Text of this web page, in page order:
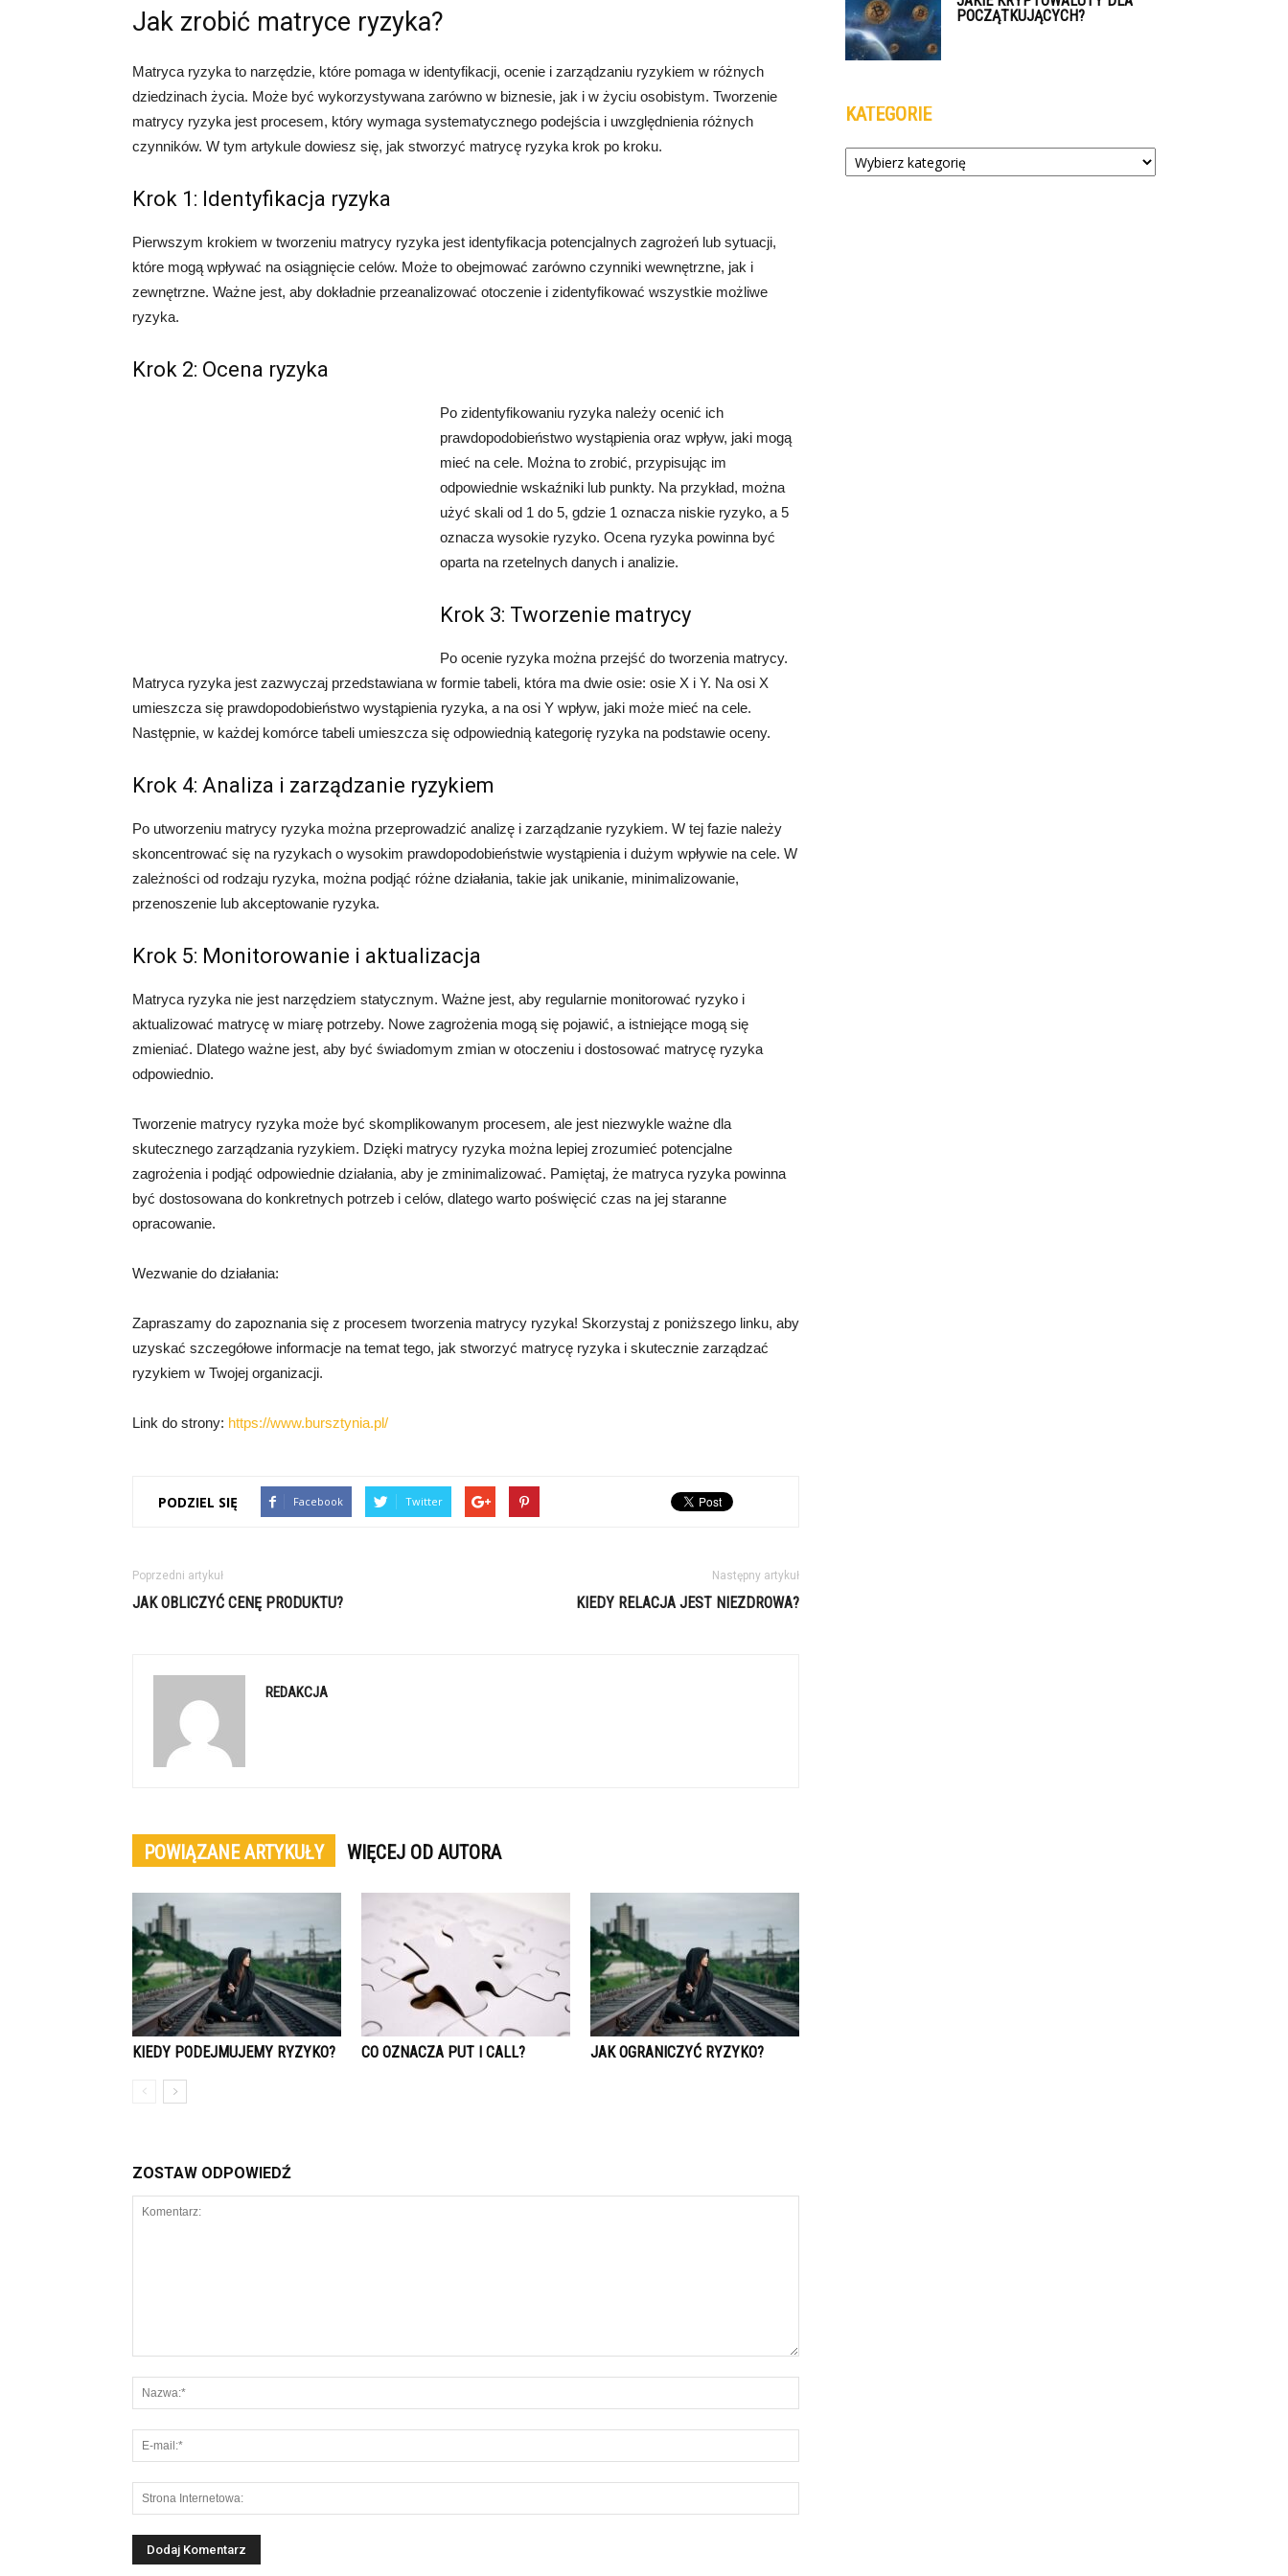
Jak zrobić matryce ryzyka?
Matryca ryzyka to narzędzie, które pomaga w identyfikacji, ocenie i zarządzaniu ryzykiem w różnych
dziedzinach życia. Może być wykorzystywana zarówno w biznesie, jak i w życiu osobistym. Tworzenie
matrycy ryzyka jest procesem, który wymaga systematycznego podejścia i uwzględnienia różnych
czynników. W tym artykule dowiesz się, jak stworzyć matrycę ryzyka krok po kroku.
Krok 1: Identyfikacja ryzyka
Pierwszym krokiem w tworzeniu matrycy ryzyka jest identyfikacja potencjalnych zagrożeń lub sytuacji,
które mogą wpływać na osiągnięcie celów. Może to obejmować zarówno czynniki wewnętrzne, jak i
zewnętrzne. Ważne jest, aby dokładnie przeanalizować otoczenie i zidentyfikować wszystkie możliwe
ryzyka.
Krok 2: Ocena ryzyka
Po zidentyfikowaniu ryzyka należy ocenić ich
prawdopodobieństwo wystąpienia oraz wpływ, jaki mogą
mieć na cele. Można to zrobić, przypisując im
odpowiednie wskaźniki lub punkty. Na przykład, można
użyć skali od 1 do 5, gdzie 1 oznacza niskie ryzyko, a 5
oznacza wysokie ryzyko. Ocena ryzyka powinna być
oparta na rzetelnych danych i analizie.
Krok 3: Tworzenie matrycy
Po ocenie ryzyka można przejść do tworzenia matrycy.
Matryca ryzyka jest zazwyczaj przedstawiana w formie tabeli, która ma dwie osie: osie X i Y. Na osi X
umieszcza się prawdopodobieństwo wystąpienia ryzyka, a na osi Y wpływ, jaki może mieć na cele.
Następnie, w każdej komórce tabeli umieszcza się odpowiednią kategorię ryzyka na podstawie oceny.
Krok 4: Analiza i zarządzanie ryzykiem
Po utworzeniu matrycy ryzyka można przeprowadzić analizę i zarządzanie ryzykiem. W tej fazie należy
skoncentrować się na ryzykach o wysokim prawdopodobieństwie wystąpienia i dużym wpływie na cele. W
zależności od rodzaju ryzyka, można podjąć różne działania, takie jak unikanie, minimalizowanie,
przenoszenie lub akceptowanie ryzyka.
Krok 5: Monitorowanie i aktualizacja
Matryca ryzyka nie jest narzędziem statycznym. Ważne jest, aby regularnie monitorować ryzyko i
aktualizować matrycę w miarę potrzeby. Nowe zagrożenia mogą się pojawić, a istniejące mogą się
zmieniać. Dlatego ważne jest, aby być świadomym zmian w otoczeniu i dostosować matrycę ryzyka
odpowiednio.
Tworzenie matrycy ryzyka może być skomplikowanym procesem, ale jest niezwykle ważne dla
skutecznego zarządzania ryzykiem. Dzięki matrycy ryzyka można lepiej zrozumieć potencjalne
zagrożenia i podjąć odpowiednie działania, aby je zminimalizować. Pamiętaj, że matryca ryzyka powinna
być dostosowana do konkretnych potrzeb i celów, dlatego warto poświęcić czas na jej staranne
opracowanie.
Wezwanie do działania:
Zapraszamy do zapoznania się z procesem tworzenia matrycy ryzyka! Skorzystaj z poniższego linku, aby
uzyskać szczegółowe informacje na temat tego, jak stworzyć matrycę ryzyka i skutecznie zarządzać
ryzykiem w Twojej organizacji.
Link do strony: https://www.bursztynia.pl/
PODZIEL SIĘ Facebook Twitter
Poprzedni artykuł
JAK OBLICZYĆ CENĘ PRODUKTU?
Następny artykuł
KIEDY RELACJA JEST NIEZDROWA?
REDAKCJA
POWIĄZANE ARTYKUŁY WIĘCEJ OD AUTORA
KIEDY PODEJMUJEMY RYZYKO? CO OZNACZA PUT I CALL? JAK OGRANICZYĆ RYZYKO?
ZOSTAW ODPOWIEDŹ
POCZĄTKUJĄCYCH?
KATEGORIE
Kategorie